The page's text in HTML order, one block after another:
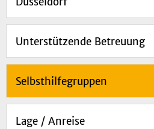
Unterstützende Betreuung
Selbsthilfegruppen
Lage / Anreise